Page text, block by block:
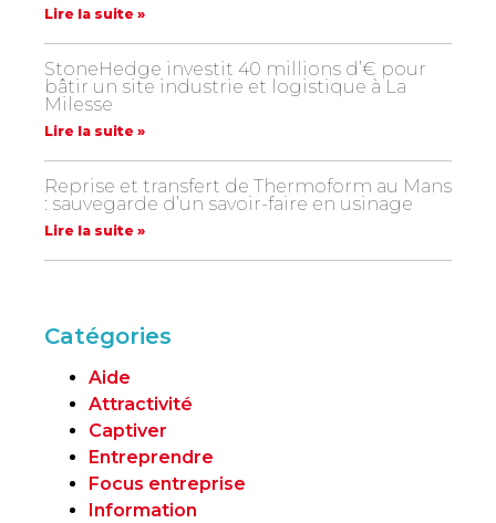
Lire la suite »
StoneHedge investit 40 millions d’€ pour
bâtir un site industrie et logistique à La
Milesse
Lire la suite »
Reprise et transfert de Thermoform au Mans
: sauvegarde d’un savoir-faire en usinage
Lire la suite »
Catégories
Aide
Attractivité
Captiver
Entreprendre
Focus entreprise
Information